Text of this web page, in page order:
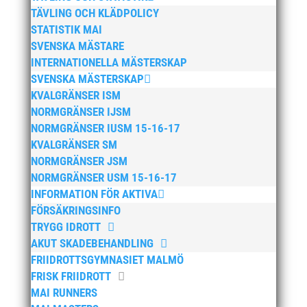
TÄVLING OCH KLÄDPOLICY
STATISTIK MAI
SVENSKA MÄSTARE
INTERNATIONELLA MÄSTERSKAP
SVENSKA MÄSTERSKAP
KVALGRÄNSER ISM
NORMGRÄNSER IJSM
NORMGRÄNSER IUSM 15-16-17
KVALGRÄNSER SM
NORMGRÄNSER JSM
NORMGRÄNSER USM 15-16-17
INFORMATION FÖR AKTIVA
FÖRSÄKRINGSINFO
TRYGG IDROTT
AKUT SKADEBEHANDLING
FRIIDROTTSGYMNASIET MALMÖ
FRISK FRIIDROTT
MAI RUNNERS
januari 2025
oktober 2024
september 2024
augusti 2024
juni 2024
april 2024
mars 2024
februari 2024
januari 2024
december 2023
maj 2023
april 2023
januari 2023
november 2022
oktober 2022